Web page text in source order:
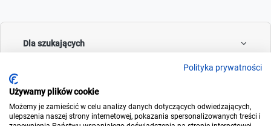
Dla szukających
Dla wynajmujących
Polityka prywatności
Używamy plików cookie
Możemy je zamieścić w celu analizy danych dotyczących odwiedzających,
ulepszenia naszej strony internetowej, pokazania spersonalizowanych treści i